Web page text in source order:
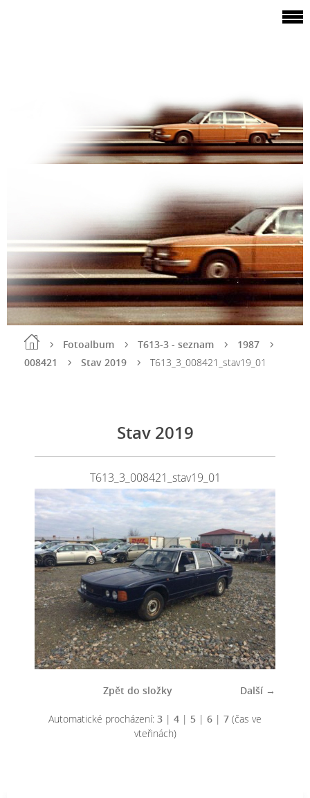
Fotoalbum T613-3 - seznam
1987
008421
Stav 2019 T613_3_008421_stav19_01
Stav 2019
T613_3_008421_stav19_01
Další →
Zpět do složky
Automatické procházení: 3 | 4 | 5 | 6 | 7 (čas ve
vteřinách)